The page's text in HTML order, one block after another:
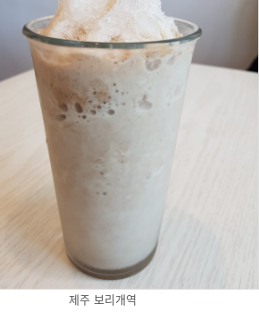
제주 보리개역